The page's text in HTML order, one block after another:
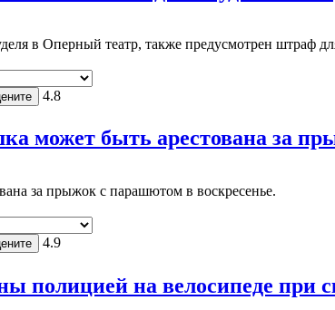
в Оперный театр, также предусмотрен штраф
4.8
может быть арестована за
за прыжок с парашютом в воскресенье.
4.9
полицией на велосипеде при